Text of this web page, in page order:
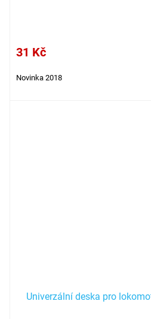
31 Kč
Novinka 2018
Univerzální deska pro